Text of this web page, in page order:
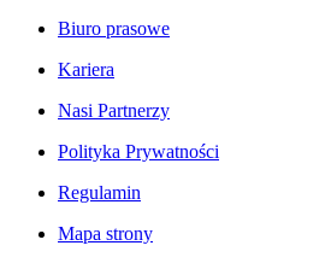
Biuro prasowe
Kariera
Nasi Partnerzy
Polityka Prywatności
Regulamin
Mapa strony